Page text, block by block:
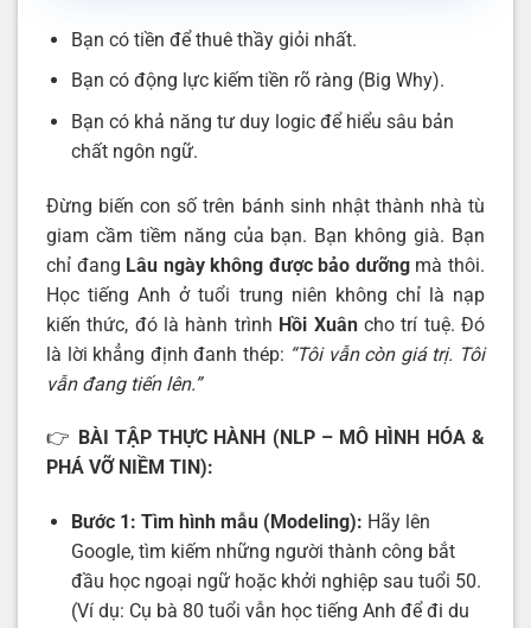
Bạn có tiền để thuê thầy giỏi nhất.
Bạn có động lực kiếm tiền rõ ràng (Big Why).
Bạn có khả năng tư duy logic để hiểu sâu bản
chất ngôn ngữ.
Đừng biến con số trên bánh sinh nhật thành nhà tù
giam cầm tiềm năng của bạn. Bạn không già. Bạn
chỉ đang Lâu ngày không được bảo dưỡngmà thôi.
Học tiếng Anh ở tuổi trung niên không chỉ là nạp
kiến thức, đó là hành trình Hồi Xuâncho trí tuệ. Đó
là lời khẳng định đanh thép: “Tôi vẫn còn giá trị. Tôi
vẫn đang tiến lên.”
👉 BÀI TẬP THỰC HÀNH (NLP – MÔ HÌNH HÓA &
PHÁ VỠ NIỀM TIN):
Bước 1: Tìm hình mẫu (Modeling): Hãy lên
Google, tìm kiếm những người thành công bắt
đầu học ngoại ngữ hoặc khởi nghiệp sau tuổi 50.
(Ví dụ: Cụ bà 80 tuổi vẫn học tiếng Anh để đi du